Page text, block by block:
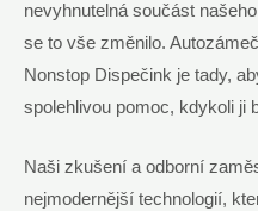
nevyhnutelná součást
se to vše změnilo.
Nonstop Dispečink je tady,
spolehlivou pomoc, kdykoli ji
Naši zkušení a odborní
nejmodernější technologií,